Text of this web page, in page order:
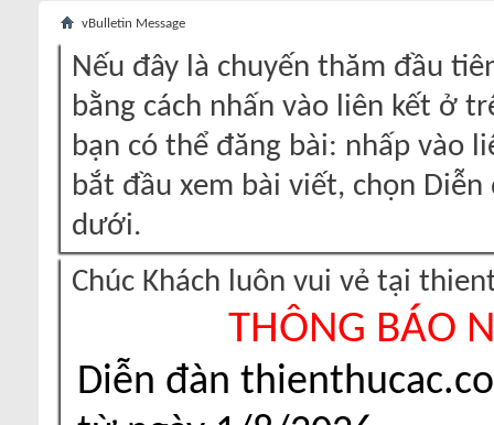
vBulletin Message
Nếu đây là chuyến thăm đầu
bằng cách nhấn vào liên kết ở
bạn có thể đăng bài: nhấp vào
bắt đầu xem bài viết, chọn
dưới.
Chúc Khách luôn vui vẻ tại
THÔNG BÁO
Diễn đàn